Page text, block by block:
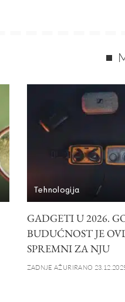
Tehnologija
GADGETI U 2026.
BUDUĆNOST JE
SPREMNI ZA NJU
ZADNJE AŽURIRANO